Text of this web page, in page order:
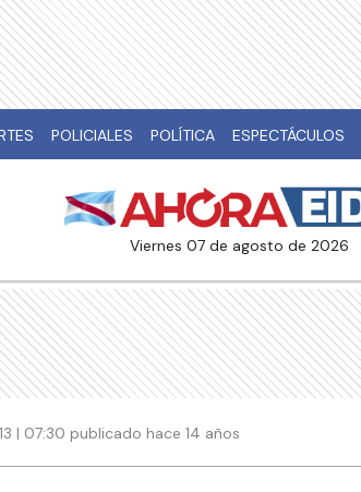
POLICIALES POLÍTICA ESPECTÁCULOS
viernes 07 de agosto de 2026
| 07:30 publicado hace 14 años